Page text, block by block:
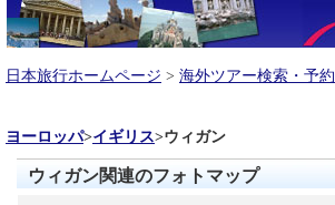
日本旅行ホームページ > 海外ツアー検索・予約
ヨーロッパ>イギリス>ウィガン
ウィガン関連のフォトマップ